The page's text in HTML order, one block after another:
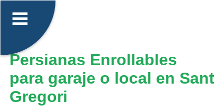
Persianas Enrollables
para garaje o local en Sant
Gregori